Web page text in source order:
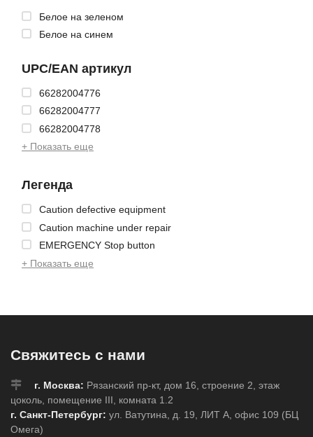
Белое на зеленом
Белое на синем
UPC/EAN артикул
66282004776
66282004777
66282004778
+ Показать еще
Легенда
Caution defective equipment
Caution machine under repair
EMERGENCY Stop button
+ Показать еще
Свяжитесь с нами
г. Москва: Рязанский пр-кт, дом 16, строение 2, этаж
цоколь, помещение III, комната 1.2
г. Санкт-Петербург: ул. Ватутина, д. 19, ЛИТ А, офис 109 (БЦ
Омега)